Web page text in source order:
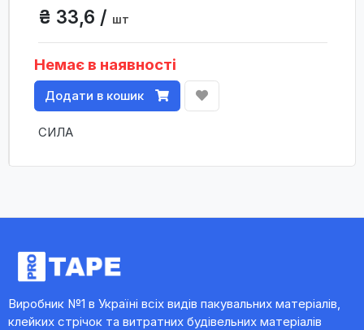
₴ 33,6 / шт
Немає в наявності
Додати в кошик
СИЛА
Виробник №1 в Україні всіх видів пакувальних матеріалів,
клейких стрічок та витратних будівельних матеріалів